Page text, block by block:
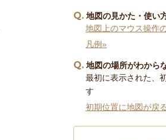
Q 地図の見かた・使い
地図上のマウス操作
凡例»
Q 地図の場所がわから
最初に表示された、
す
初期位置に地図が戻